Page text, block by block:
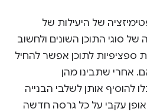
של היעילות של
התוכן השונים ולחשוב
לתוכן אפשר להחיל
שתבינו מהן
אותן לשלבי הבנייה
עקבי על כל גרסה חדשה